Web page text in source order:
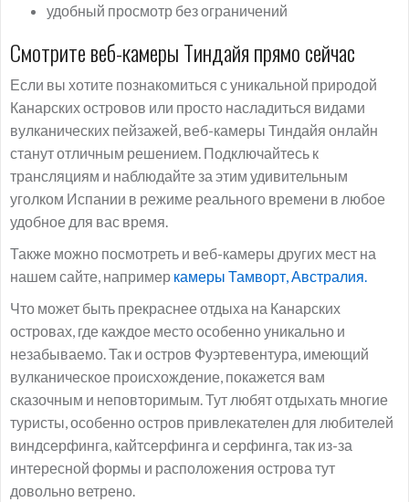
удобный просмотр без ограничений
Смотрите веб-камеры Тиндайя прямо сейчас
Если вы хотите познакомиться с уникальной природой
Канарских островов или просто насладиться видами
вулканических пейзажей, веб-камеры Тиндайя онлайн
станут отличным решением. Подключайтесь к
трансляциям и наблюдайте за этим удивительным
уголком Испании в режиме реального времени в любое
удобное для вас время.
Также можно посмотреть и веб-камеры других мест на
нашем сайте, например камеры Тамворт, Австралия.
Что может быть прекраснее отдыха на Канарских
островах, где каждое место особенно уникально и
незабываемо. Так и остров Фуэртевентура, имеющий
вулканическое происхождение, покажется вам
сказочным и неповторимым. Тут любят отдыхать многие
туристы, особенно остров привлекателен для любителей
виндсерфинга, кайтсерфинга и серфинга, так из-за
интересной формы и расположения острова тут
довольно ветрено.